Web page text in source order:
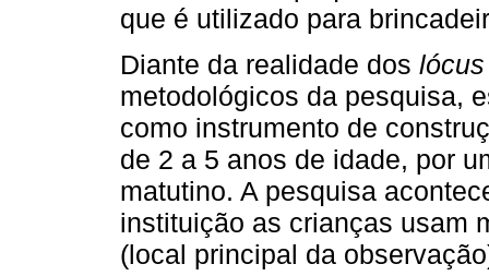
que é utilizado para
Diante da realidade dos lócus
metodológicos da pesquisa,
como instrumento de
de 2 a 5 anos de idade, por
matutino. A pesquisa
instituição as crianças usam
(local principal da